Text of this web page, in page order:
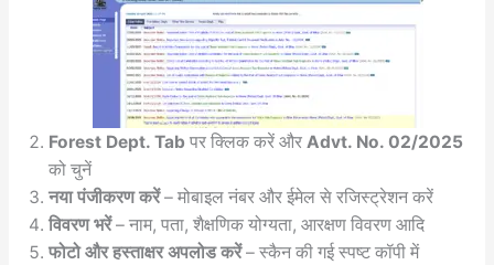
Forest Dept. Tab पर क्लिक करें और Advt. No. 02/2025
को चुनें
नया पंजीकरण करें– मोबाइल नंबर और ईमेल से रजिस्ट्रेशन करें
विवरण भरें– नाम, पता, शैक्षणिक योग्यता, आरक्षण विवरण आदि
फोटो और हस्ताक्षर अपलोड करें– स्कैन की गई स्पष्ट कॉपी में